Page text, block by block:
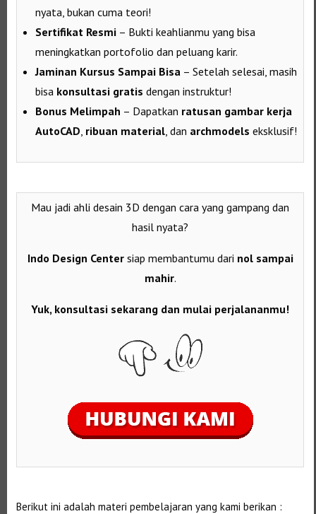
nyata, bukan cuma teori!
Sertifikat Resmi – Bukti keahlianmu yang bisa
meningkatkan portofolio dan peluang karir.
Jaminan Kursus Sampai Bisa – Setelah selesai, masih
bisa konsultasi gratis dengan instruktur!
Bonus Melimpah – Dapatkan ratusan gambar kerja
AutoCAD ribuan material , dan archmodels eksklusif!
Mau jadi ahli desain 3D dengan cara yang gampang dan
hasil nyata?
Indo Design Centersiap membantumu dari nol sampai
mahir.
Yuk, konsultasi sekarang dan mulai perjalananmu!
Berikut ini adalah materi pembelajaran yang kami berikan :